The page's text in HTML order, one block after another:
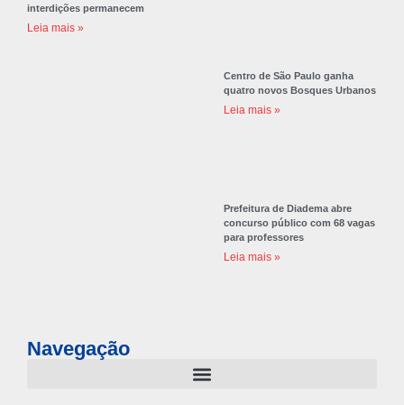
interdições permanecem
Leia mais »
Centro de São Paulo ganha
quatro novos Bosques Urbanos
Leia mais »
Prefeitura de Diadema abre
concurso público com 68 vagas
para professores
Leia mais »
Navegação